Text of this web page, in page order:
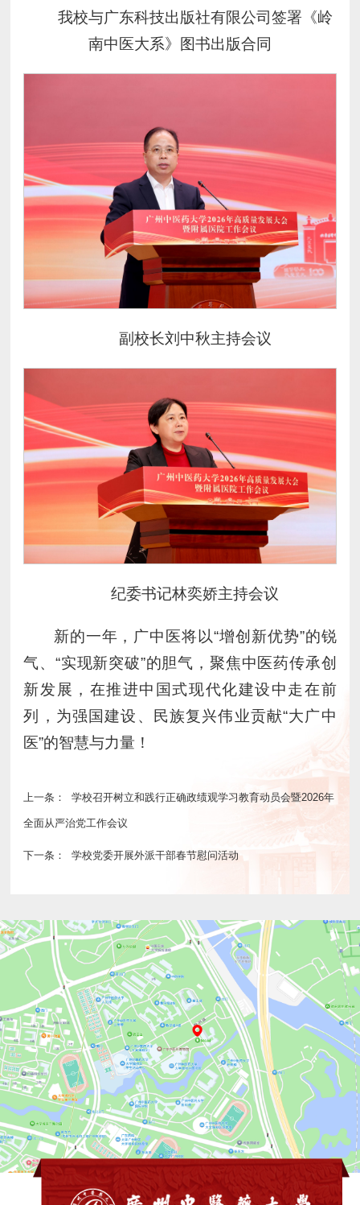
我校与广东科技出版社有限公司签署《岭
南中医大系》图书出版合同
副校长刘中秋主持会议
纪委书记林奕娇主持会议
新的一年，广中医将以“增创新优势”的锐
气、“实现新突破”的胆气，聚焦中医药传承创
新发展，在推进中国式现代化建设中走在前
列，为强国建设、民族复兴伟业贡献“大广中
医”的智慧与力量！
上一条： 学校召开树立和践行正确政绩观学习教育动员会暨2026年
全面从严治党工作会议
下一条： 学校党委开展外派干部春节慰问活动